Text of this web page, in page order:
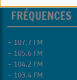
FRÉQUENCES
- 107.7 FM
- 105.6 FM
- 104.2 FM
- 103.4 FM